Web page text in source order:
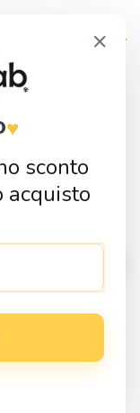
Sagoma in legno
×
♥
sconto
acquisto